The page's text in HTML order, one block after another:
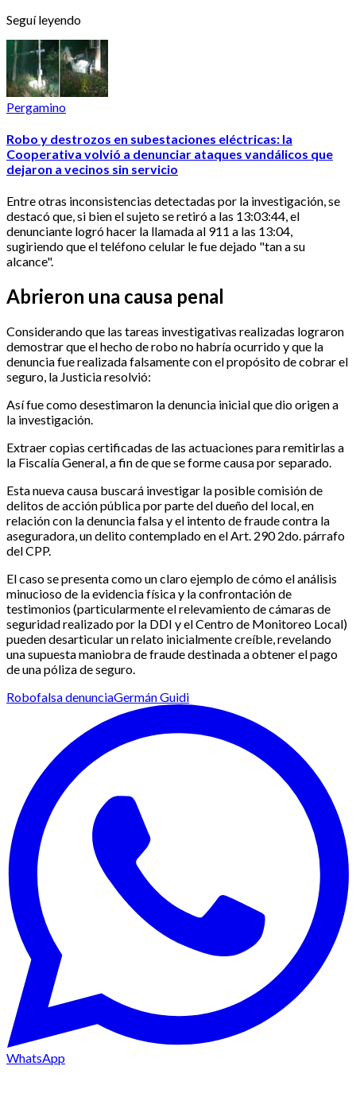
Seguí leyendo
Pergamino
Robo y destrozos en subestaciones eléctricas: la
Cooperativa volvió a denunciar ataques vandálicos que
dejaron a vecinos sin servicio
Entre otras inconsistencias detectadas por la investigación, se
destacó que, si bien el sujeto se retiró a las 13:03:44, el
denunciante logró hacer la llamada al 911 a las 13:04,
sugiriendo que el teléfono celular le fue dejado "tan a su
alcance".
Abrieron una causa penal
Considerando que las tareas investigativas realizadas lograron
demostrar que el hecho de robo no habría ocurrido y que la
denuncia fue realizada falsamente con el propósito de cobrar el
seguro, la Justicia resolvió:
Así fue como desestimaron la denuncia inicial que dio origen a
la investigación.
Extraer copias certificadas de las actuaciones para remitirlas a
la Fiscalía General, a fin de que se forme causa por separado.
Esta nueva causa buscará investigar la posible comisión de
delitos de acción pública por parte del dueño del local, en
relación con la denuncia falsa y el intento de fraude contra la
aseguradora, un delito contemplado en el Art. 290 2do. párrafo
del CPP.
El caso se presenta como un claro ejemplo de cómo el análisis
minucioso de la evidencia física y la confrontación de
testimonios (particularmente el relevamiento de cámaras de
seguridad realizado por la DDI y el Centro de Monitoreo Local)
pueden desarticular un relato inicialmente creíble, revelando
una supuesta maniobra de fraude destinada a obtener el pago
de una póliza de seguro.
Robofalsa denunciaGermán Guidi
WhatsApp